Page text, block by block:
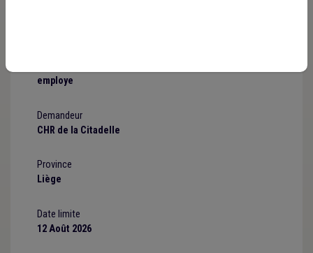
employe
Demandeur
CHR de la Citadelle
Province
Liège
Date limite
12 Août 2026